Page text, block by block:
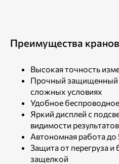
Преимущества
Высокая точность
Прочный защищенный
сложных условиях
Удобное
Яркий дисплей с
видимости результатов
Автономная работа до
Защита от перегруза
защелкой